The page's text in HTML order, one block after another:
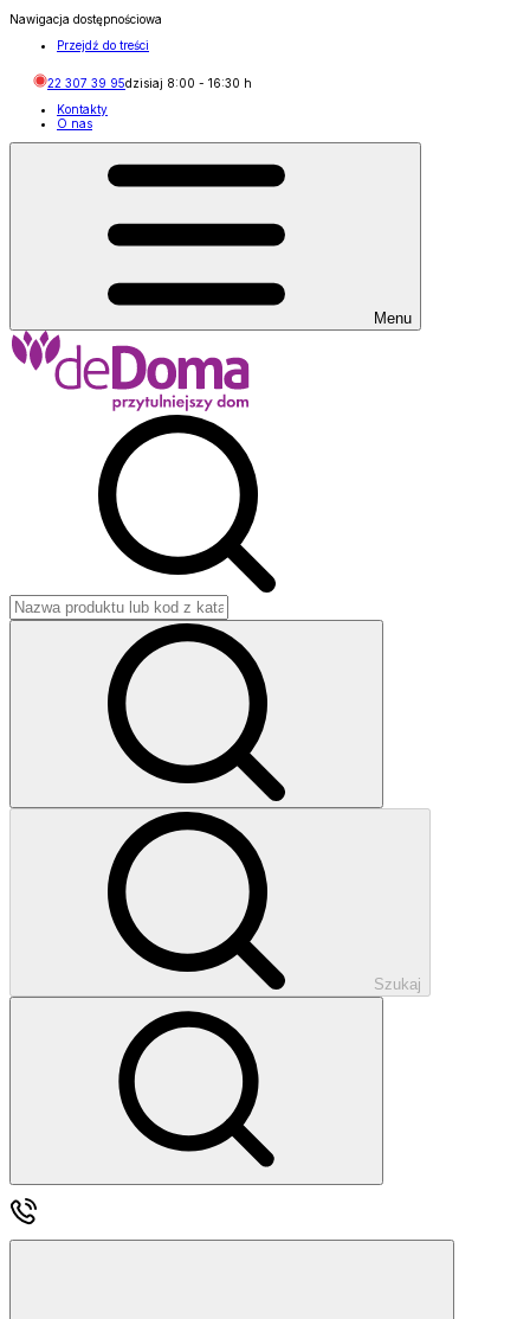
Nawigacja dostępnościowa
Przejdź do treści
22 307 39 95dzisiaj 8:00 - 16:30 h
Kontakty
O nas
Menu
Szukaj